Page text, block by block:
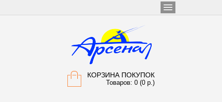
КОРЗИНА ПОКУПОК
Товаров: 0 (0 р.)